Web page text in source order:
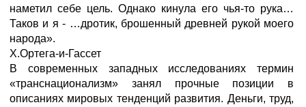
наметил себе цель. Однако кинула его чья-то рука…
Таков и я - …дротик, брошенный древней рукой моего
народа».
Х.Ортега-и-Гассет
В современных западных исследованиях термин
«транснационализм» занял прочные позиции в
описаниях мировых тенденций развития. Деньги, труд,